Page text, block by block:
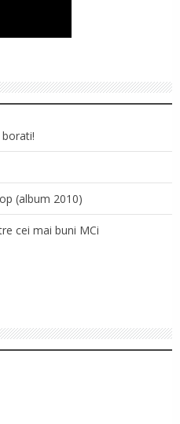
(album 2010)
cei mai buni MCi